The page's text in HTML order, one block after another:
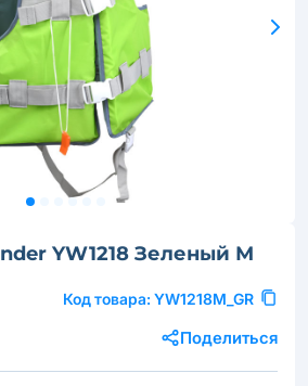
YW1218 Зеленый М
Код товара: YW1218M_GR
Поделиться